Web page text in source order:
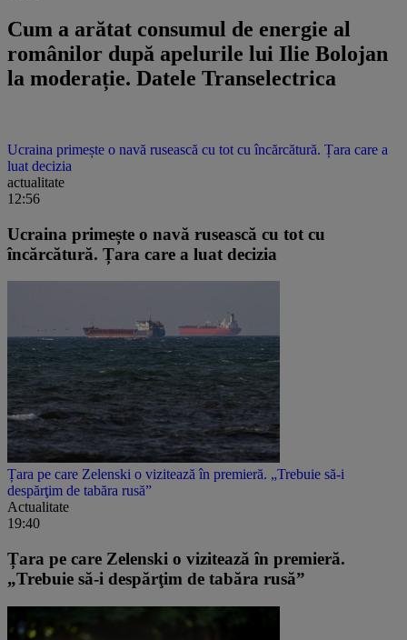
Cum a arătat consumul de energie al
românilor după apelurile lui Ilie Bolojan
la moderație. Datele Transelectrica
Ucraina primește o navă rusească cu tot cu încărcătură. Țara care a
luat decizia
actualitate
12:56
Ucraina primește o navă rusească cu tot cu
încărcătură. Țara care a luat decizia
Țara pe care Zelenski o vizitează în premieră. „Trebuie să-i
despărţim de tabăra rusă”
Actualitate
19:40
Țara pe care Zelenski o vizitează în premieră.
„Trebuie să-i despărţim de tabăra rusă”